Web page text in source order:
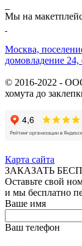
Мы на
Москва,
домовладение 24,
© 2016-2022 -
хомута до
Карта сайта
ЗАКАЗАТЬ
Оставьте свой
и мы бесплатно
Ваше имя
Ваш телефон